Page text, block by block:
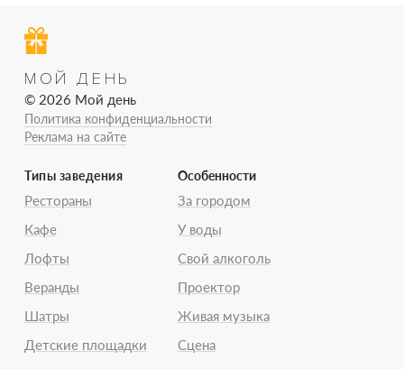
МОЙ ДЕНЬ
© 2026 Мой день
Политика конфиденциальности
Реклама на сайте
Типы заведения
Рестораны
Кафе
Лофты
Веранды
Шатры
Детские площадки
Особенности
За городом
У воды
Свой алкоголь
Проектор
Живая музыка
Сцена